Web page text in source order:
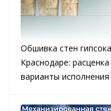
Обшивка стен
Краснодаре:
варианты исполнения